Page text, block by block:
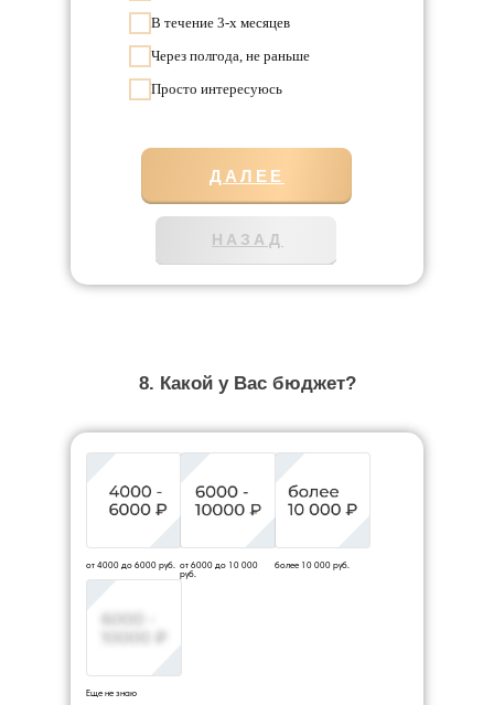
В течение 3-х месяцев
Через полгода, не раньше
Просто интересуюсь
ДАЛЕЕ
НАЗАД
от 4000 до 6000 руб. от 6000 до 10 000
руб.
более 10 000 руб.
Еще не знаю
8. Какой у Вас бюджет?